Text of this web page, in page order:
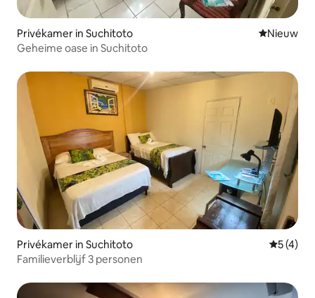
Privékamer in Suchitoto Nieuwe
Nieuw
Geheime oase in Suchitoto
Privékamer in Suchitoto
5 (4)
Familieverblijf 3 personen